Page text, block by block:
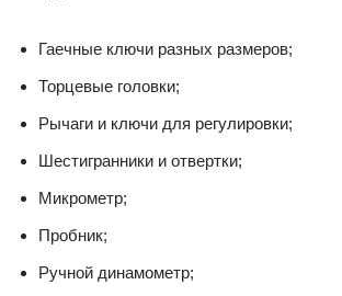
Гаечные ключи разных размеров;
Торцевые головки;
Рычаги и ключи для регулировки;
Шестигранники и отвертки;
Микрометр;
Пробник;
Ручной динамометр;